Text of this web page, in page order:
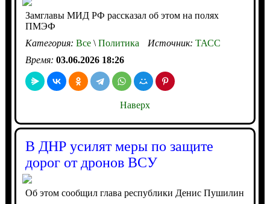
Замглавы МИД РФ рассказал об этом на полях
ПМЭФ
Категория: Все\Политика Источник: ТАСС
Время: 03.06.2026 18:26
Наверх
В ДНР усилят меры по защите
дорог от дронов ВСУ
Об этом сообщил глава республики Денис Пушилин